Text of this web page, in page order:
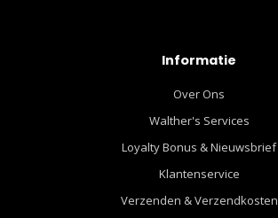
Informatie
Over Ons
Walther's Services
Loyalty Bonus & Nieuwsbrief
Klantenservice
Verzenden & Verzendkosten